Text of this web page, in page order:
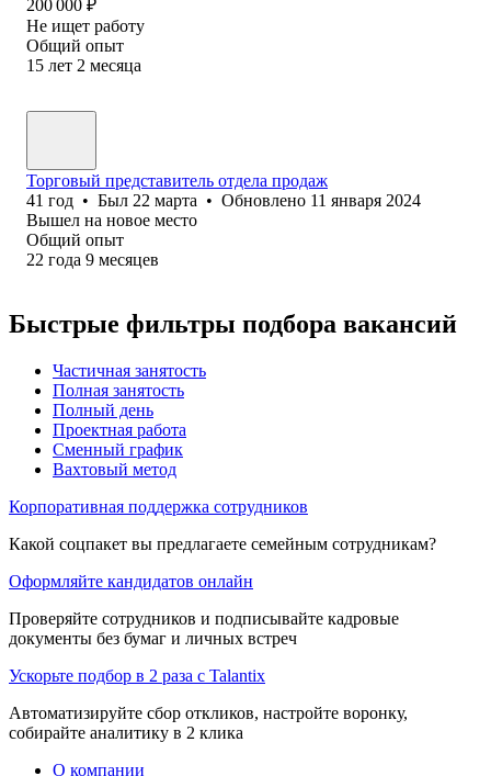
200 000 ₽
Не ищет работу
Общий опыт
15 лет 2 месяца
Торговый представитель отдела продаж
41 год • Был 22 марта • Обновлено 11 января 2024
Вышел на новое место
Общий опыт
22 года 9 месяцев
Быстрые фильтры подбора вакансий
Частичная занятость
Полная занятость
Полный день
Проектная работа
Сменный график
Вахтовый метод
Корпоративная поддержка сотрудников
Какой соцпакет вы предлагаете семейным сотрудникам?
Оформляйте кандидатов онлайн
Проверяйте сотрудников и подписывайте кадровые
документы без бумаг и личных встреч
Ускорьте подбор в 2 раза с Talantix
Автоматизируйте сбор откликов, настройте воронку,
собирайте аналитику в 2 клика
О компании